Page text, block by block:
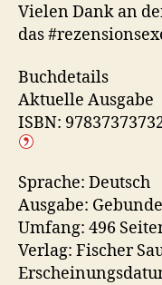
Vielen Dank an
das
Buchdetails
Aktuelle Ausgabe
ISBN:
Sprache: Deutsch
Ausgabe:
Umfang: 496
Verlag: Fischer